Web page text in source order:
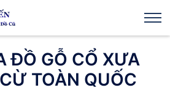
ĐỒ GỖ CỔ XƯA
TOÀN QUỐC